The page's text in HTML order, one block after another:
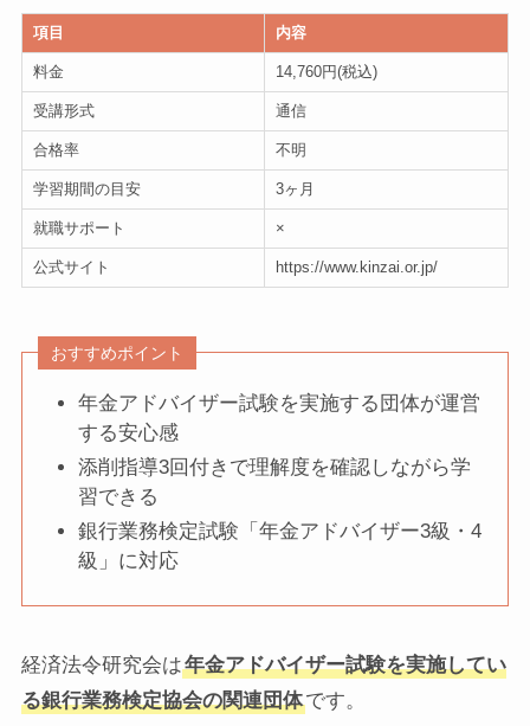
項目 内容
料金 14,760円(税込)
受講形式 通信
合格率 不明
学習期間の目安 3ヶ月
就職サポート ×
公式サイト https://www.kinzai.or.jp/
おすすめポイント
年金アドバイザー試験を実施する団体が運営
する安心感
添削指導3回付きで理解度を確認しながら学
習できる
銀行業務検定試験「年金アドバイザー3級・4
級」に対応
経済法令研究会は年金アドバイザー試験を実施してい
る銀行業務検定協会の関連団体です。